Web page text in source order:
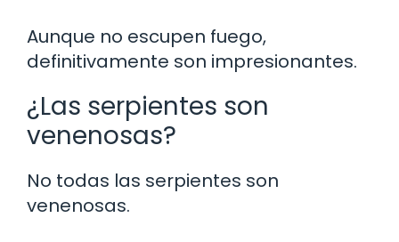
Aunque no escupen fuego,
definitivamente son impresionantes.
¿Las serpientes son
venenosas?
No todas las serpientes son
venenosas.